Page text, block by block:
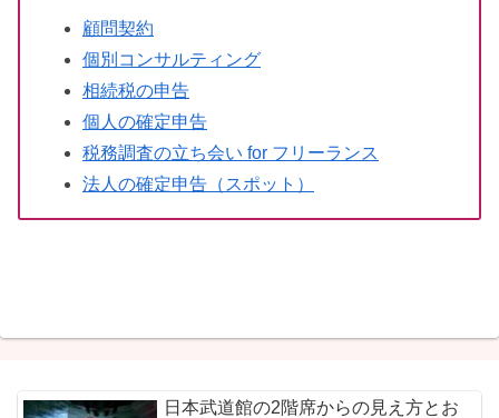
顧問契約
個別コンサルティング
相続税の申告
個人の確定申告
税務調査の立ち会い for フリーランス
法人の確定申告（スポット）
日本武道館の2階席からの見え方とお